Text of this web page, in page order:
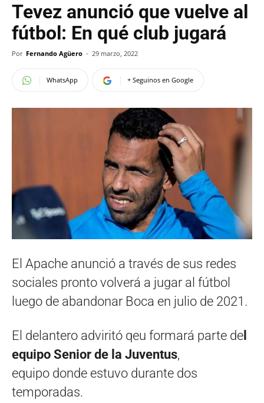
Tevez anunció que vuelve al
fútbol: En qué club jugará
Por Fernando Agüero - 29 marzo, 2022
WhatsApp + Seguinos en Google
El Apache anunció a través de sus redes
sociales pronto volverá a jugar al fútbol
luego de abandonar Boca en julio de 2021.
El delantero adviritó qeu formará parte de
equipo Senior de la Juventus,
equipo donde estuvo durante dos
temporadas.